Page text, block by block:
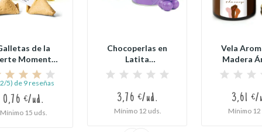
de la
Momento
de Oro
5) de 9 reseñas
0,76 €/ud.
Mínimo 15 uds.
Chocoperlas en
Latita
Personalizada para
el Día...
3,76 €/ud.
Mínimo 12 uds.
Vela
Madera
para...
3,61 €/
Mínimo 12